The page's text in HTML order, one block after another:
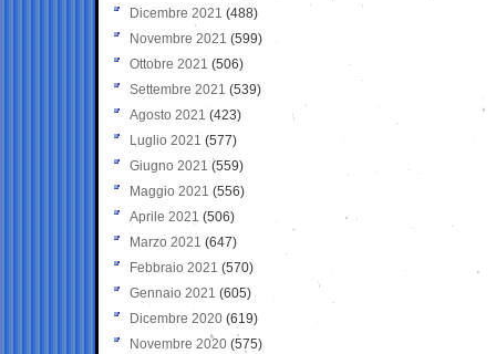
Dicembre 2021 (488)
Novembre 2021 (599)
Ottobre 2021 (506)
Settembre 2021 (539)
Agosto 2021 (423)
Luglio 2021 (577)
Giugno 2021(559)
Maggio 2021 (556)
Aprile 2021 (506)
Marzo 2021 (647)
Febbraio 2021 (570)
Gennaio 2021 (605)
Dicembre 2020 (619)
Novembre 2020 (575)